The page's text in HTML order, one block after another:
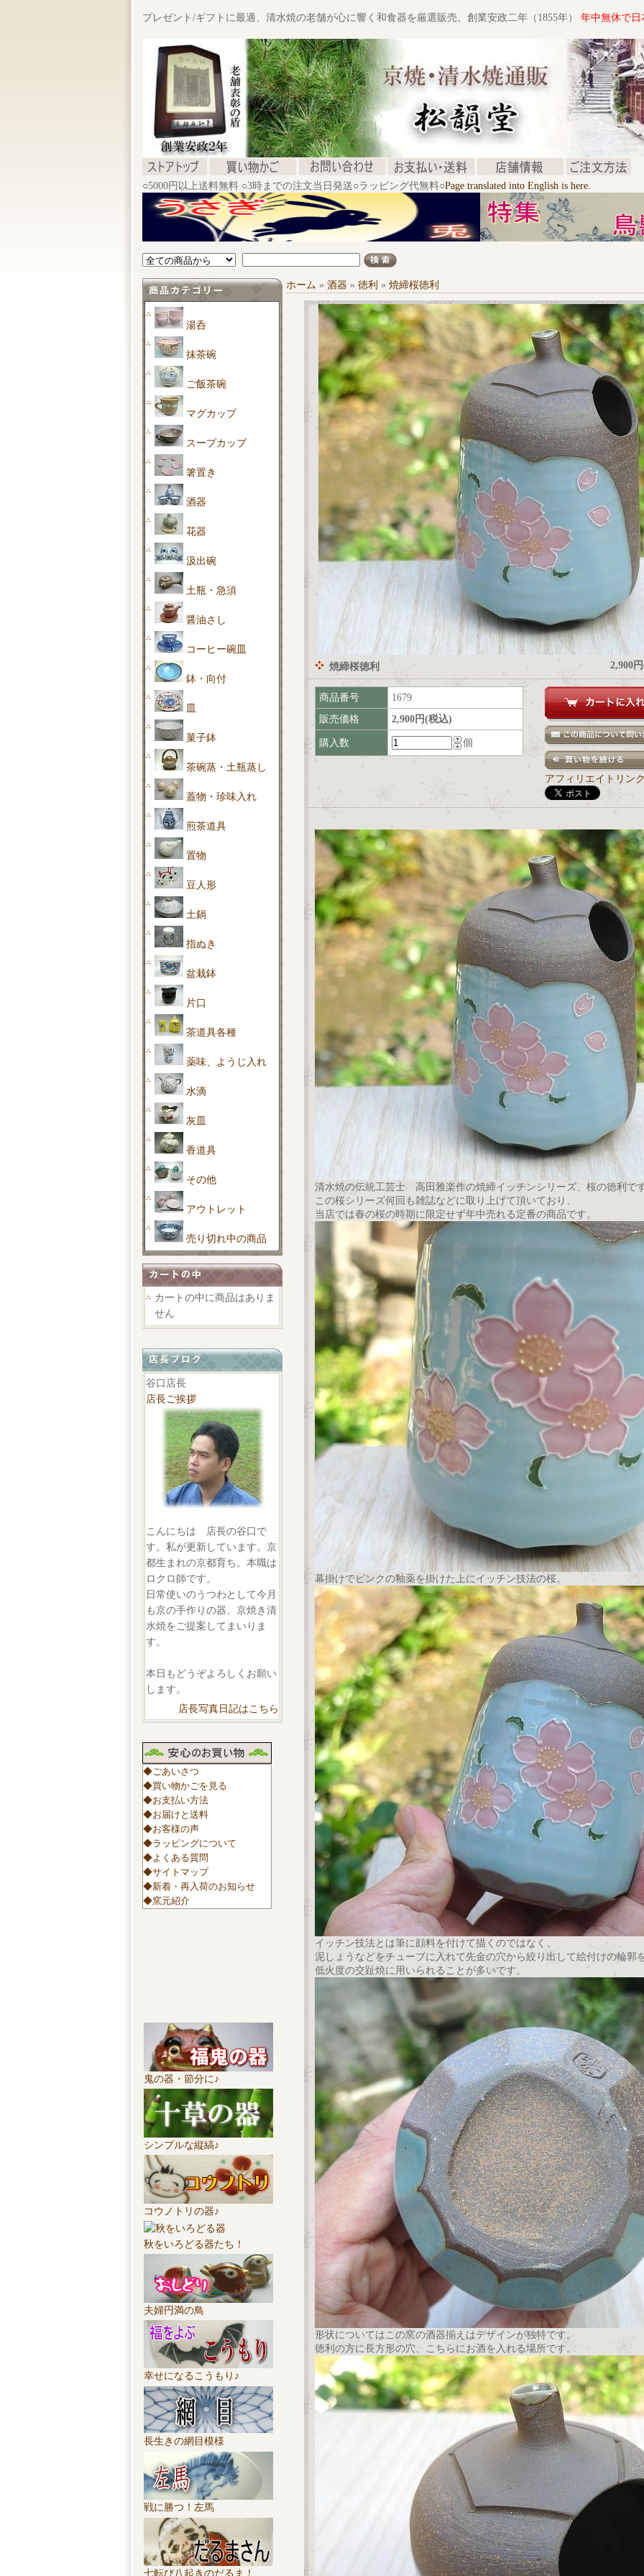
プレゼント/ギフトに最適、清水焼の老舗が心に響く和食器を厳選販売。創業安政二年（1855年） 年中無休で
○5000円以上送料無料 ○3時までの注文当日発送○ラッピング代無料○Page translated into English is here.
湯呑
抹茶碗
ご飯茶碗
マグカップ
スープカップ
箸置き
酒器
花器
汲出碗
土瓶・急須
醤油さし
コーヒー碗皿
鉢・向付
菓子鉢
茶碗蒸・土瓶蒸し
蓋物・珍味入れ
煎茶道具
置物
豆人形
土鍋
指ぬき
盆栽鉢
片口
茶道具各種
薬味、ようじ入れ
水滴
灰皿
香道具
その他
アウトレット
売り切れ中の商品
カートの中に商品はありま
せん
谷口店長
店長ご挨拶
こんにちは 店長の谷口で
す。私が更新しています。京
都生まれの京都育ち。本職は
ロクロ師です。
日常使いのうつわとして今月
も京の手作りの器、京焼き清
水焼をご提案してまいりま
す。
本日もどうぞよろしくお願い
します。
店長写真日記はこちら
◆ごあいさつ
◆買い物かごを見る
◆お支払い方法
◆お届けと送料
◆お客様の声
◆ラッピングについて
◆よくある質問
◆サイトマップ
◆新着・再入荷のお知らせ
◆窯元紹介
鬼の器・節分に♪
シンプルな縦縞♪
コウノトリの器♪
秋をいろどる器たち！
夫婦円満の鳥
幸せになるこうもり♪
長生きの網目模様
戦に勝つ！左馬
七転び八起きのだるま！
ホーム » 酒器 » 徳利 » 焼締桜徳利
焼締桜徳利 2,900
商品番号
1679
販売価格
2,900円(税込)
購入数 個
アフィリエイトリン
清水焼の伝統工芸士 高田雅楽作の焼締イッチンシリーズ、桜の徳利で
この桜シリーズ何回も雑誌などに取り上げて頂いており、
当店では春の桜の時期に限定せず年中売れる定番の商品です。
幕掛けでピンクの釉薬を掛けた上にイッチン技法の桜。
イッチン技法とは筆に顔料を付けて描くのではなく、
泥しょうなどをチューブに入れて先金の穴から絞り出して絵付けの輪郭
低火度の交趾焼に用いられることが多いです。
形状についてはこの窯の酒器揃えはデザインが独特です。
徳利の方に長方形の穴、こちらにお酒を入れる場所です。